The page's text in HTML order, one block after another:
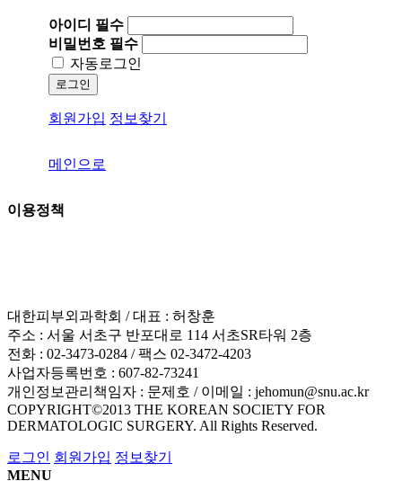
아이디 필수
비밀번호 필수
자동로그인
로그인
회원가입 정보찾기
메인으로
이용정책
대한피부외과학회 / 대표 : 허창훈
주소 : 서울 서초구 반포대로 114 서초SR타워 2층
전화 : 02-3473-0284 / 팩스 02-3472-4203
사업자등록번호 : 607-82-73241
개인정보관리책임자 : 문제호 / 이메일 : jehomun@snu.ac.kr
COPYRIGHT©2013 THE KOREAN SOCIETY FOR
DERMATOLOGIC SURGERY. All Rights Reserved.
로그인 회원가입 정보찾기
MENU